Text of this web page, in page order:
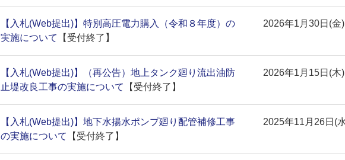
【入札(Web提出)】特別高圧電力購入（令和８年度）の
実施について
【受付終了】
2026年1月30日(金)
【入札(Web提出)】（再公告）地上タンク廻り流出油防
止堤改良工事の実施について
【受付終了】
2026年1月15日(木)
【入札(Web提出)】地下水揚水ポンプ廻り配管補修工事
の実施について
【受付終了】
2025年11月26日(